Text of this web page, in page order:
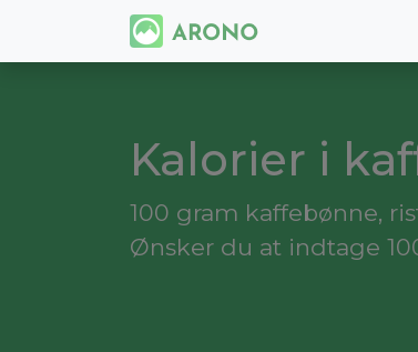
Kalorier i
100 gram kaffebønne,
Ønsker du at indtage